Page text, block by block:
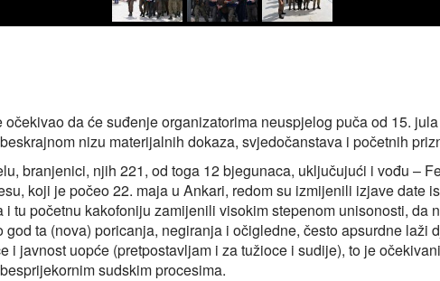
očekivao da će suđenje organizatorima neuspjelog puča od 15.
nizu materijalnih dokaza, svjedočanstava i početnih
branjenici, njih 221, od toga 12 bjegunaca, uključujući i vođu –
koji je počeo 22. maja u Ankari, redom su izmijenili izjave date
tu početnu kakofoniju zamijenili visokim stepenom unisonosti, da
god ta (nova) poricanja, negiranja i očigledne, često apsurdne laži
i javnost uopće (pretpostavljam i za tužioce i sudije), to je
sudskim procesima.